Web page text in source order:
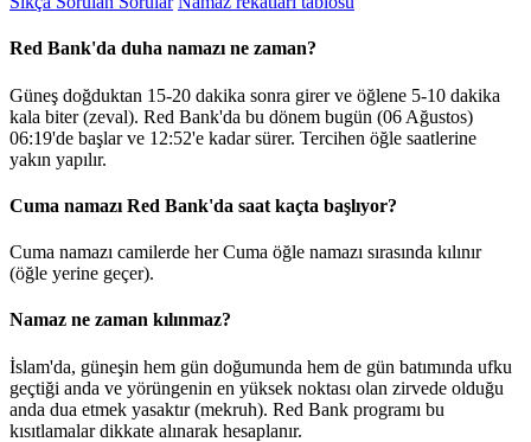
Red Bank'da duha namazı ne zaman?
Güneş doğduktan 15-20 dakika sonra girer ve öğlene 5-10 dakika
kala biter (zeval). Red Bank'da bu dönem bugün (06 Ağustos)
06:19'de başlar ve 12:52'e kadar sürer. Tercihen öğle saatlerine
yakın yapılır.
Cuma namazı Red Bank'da saat kaçta başlıyor?
Cuma namazı camilerde her Cuma öğle namazı sırasında kılınır
(öğle yerine geçer).
Namaz ne zaman kılınmaz?
İslam'da, güneşin hem gün doğumunda hem de gün batımında ufku
geçtiği anda ve yörüngenin en yüksek noktası olan zirvede olduğu
anda dua etmek yasaktır (mekruh). Red Bank programı bu
kısıtlamalar dikkate alınarak hesaplanır.